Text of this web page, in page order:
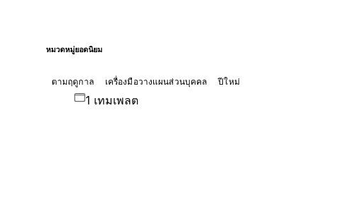
หมวดหมู่ยอดนิยม
ตามฤดูกาล เครื่องมือวางแผนส่วนบุคคล ปีใหม่
1 เทมเพลต